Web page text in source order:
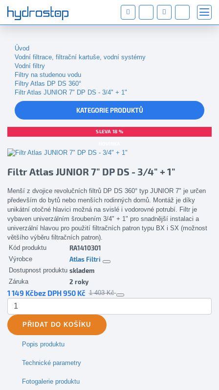
Úvod
Vodní filtrace, filtrační kartuše, vodní systémy
Vodní filtry
Filtry na studenou vodu
Filtry Atlas DP DS 360°
Filtr Atlas JUNIOR 7" DP DS - 3/4" + 1"
KATEGORIE PRODUKTŮ
SLEVA 18 %
Filtr Atlas JUNIOR 7" DP DS - 3/4" + 1"
Menší z dvojice revolučních filtrů DP DS 360° typ JUNIOR 7" je určen
především do bytů nebo menších rodinných domů. Montáž je díky
unikátní otočné hlavici možná na svislé i vodorovné potrubí. Filtr je
vybaven univerzálním šroubením 3/4" + 1" pro snadnější instalaci a
univerzální hlavou pro použití filtračních patron typu BX i SX (možnost
většího výběru filtračních patron).
Kód produktu
RA1410301
Výrobce
Atlas Filtri
Dostupnost produktu skladem
Záruka
2 roky
1 149 Kčbez DPH 950 Kč 1 403 Kč
PŘIDAT DO KOŠÍKU
Popis produktu
Technické parametry
Fotogalerie produktu